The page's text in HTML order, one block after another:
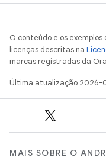
O conteúdo e os
licenças descritas na
marcas registradas da
Última atualização 2026-
MAIS SOBRE O